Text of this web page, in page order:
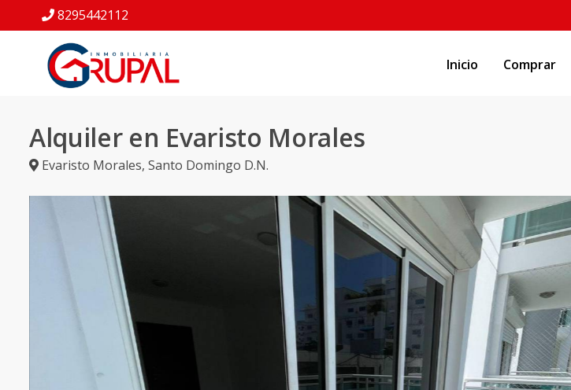
8295442112
Inicio Comprar
Alquiler en Evaristo Morales
Evaristo Morales, Santo Domingo D.N.